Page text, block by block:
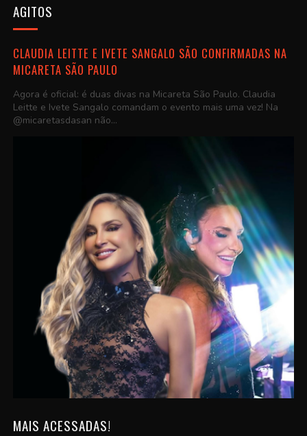
AGITOS
CLAUDIA LEITTE E IVETE SANGALO SÃO CONFIRMADAS NA
MICARETA SÃO PAULO
Agora é oficial: é duas divas na Micareta São Paulo. Claudia
Leitte e Ivete Sangalo comandam o evento mais uma vez! Na
@micaretasdasan não...
MAIS ACESSADAS!